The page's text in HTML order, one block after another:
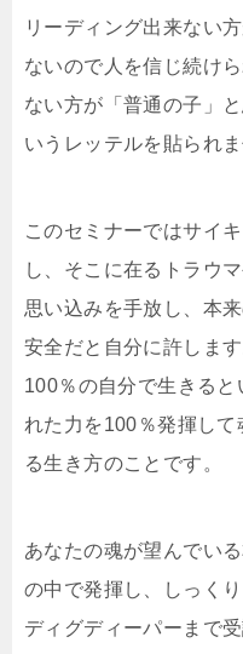
リーディング出来ない
ないので人を信じ続け
ない方が「普通の子」
いうレッテルを貼られま
このセミナーではサイ
し、そこに在るトラウ
思い込みを手放し、本
安全だと自分に許します
100％の自分で生きる
れた力を100％発揮し
る生き方のことです。
あなたの魂が望んでい
の中で発揮し、しっくり
ディグディーパーまで